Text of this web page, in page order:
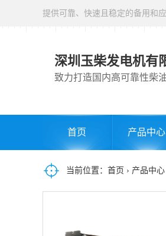
提供可靠、快速且稳定的备用和
深圳玉柴发电机有
致力打造国内高可靠性柴
首页 产品中心
当前位置： 首页 › 产品中心